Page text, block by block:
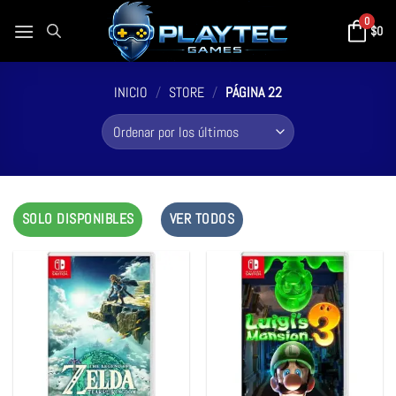
0
$0
INICIO / STORE / PÁGINA 22
SOLO DISPONIBLES VER TODOS